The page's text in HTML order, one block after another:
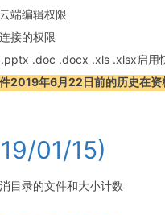
端编辑权限
接的权限
.doc .docx .xls .xlsx启用
2019年6月22日前的历史在资
01/15)
目录的文件和大小计数